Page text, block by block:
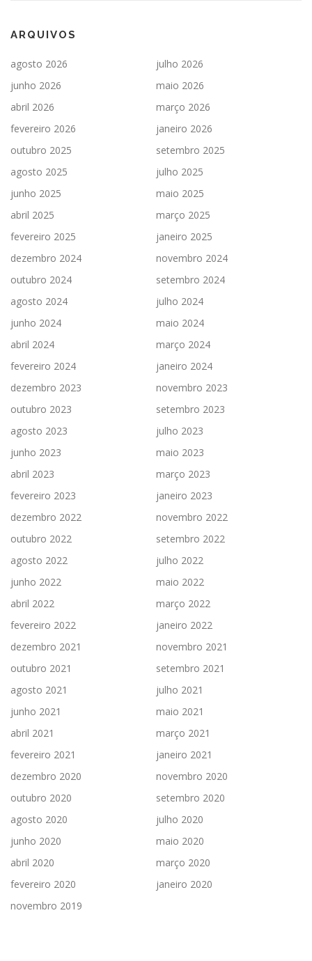
ARQUIVOS
agosto 2026
julho 2026
junho 2026
maio 2026
abril 2026
março 2026
fevereiro 2026
janeiro 2026
outubro 2025
setembro 2025
agosto 2025
julho 2025
junho 2025
maio 2025
abril 2025
março 2025
fevereiro 2025
janeiro 2025
dezembro 2024
novembro 2024
outubro 2024
setembro 2024
agosto 2024
julho 2024
junho 2024
maio 2024
abril 2024
março 2024
fevereiro 2024
janeiro 2024
dezembro 2023
novembro 2023
outubro 2023
setembro 2023
agosto 2023
julho 2023
junho 2023
maio 2023
abril 2023
março 2023
fevereiro 2023
janeiro 2023
dezembro 2022
novembro 2022
outubro 2022
setembro 2022
agosto 2022
julho 2022
junho 2022
maio 2022
abril 2022
março 2022
fevereiro 2022
janeiro 2022
dezembro 2021
novembro 2021
outubro 2021
setembro 2021
agosto 2021
julho 2021
junho 2021
maio 2021
abril 2021
março 2021
fevereiro 2021
janeiro 2021
dezembro 2020
novembro 2020
outubro 2020
setembro 2020
agosto 2020
julho 2020
junho 2020
maio 2020
abril 2020
março 2020
fevereiro 2020
janeiro 2020
novembro 2019